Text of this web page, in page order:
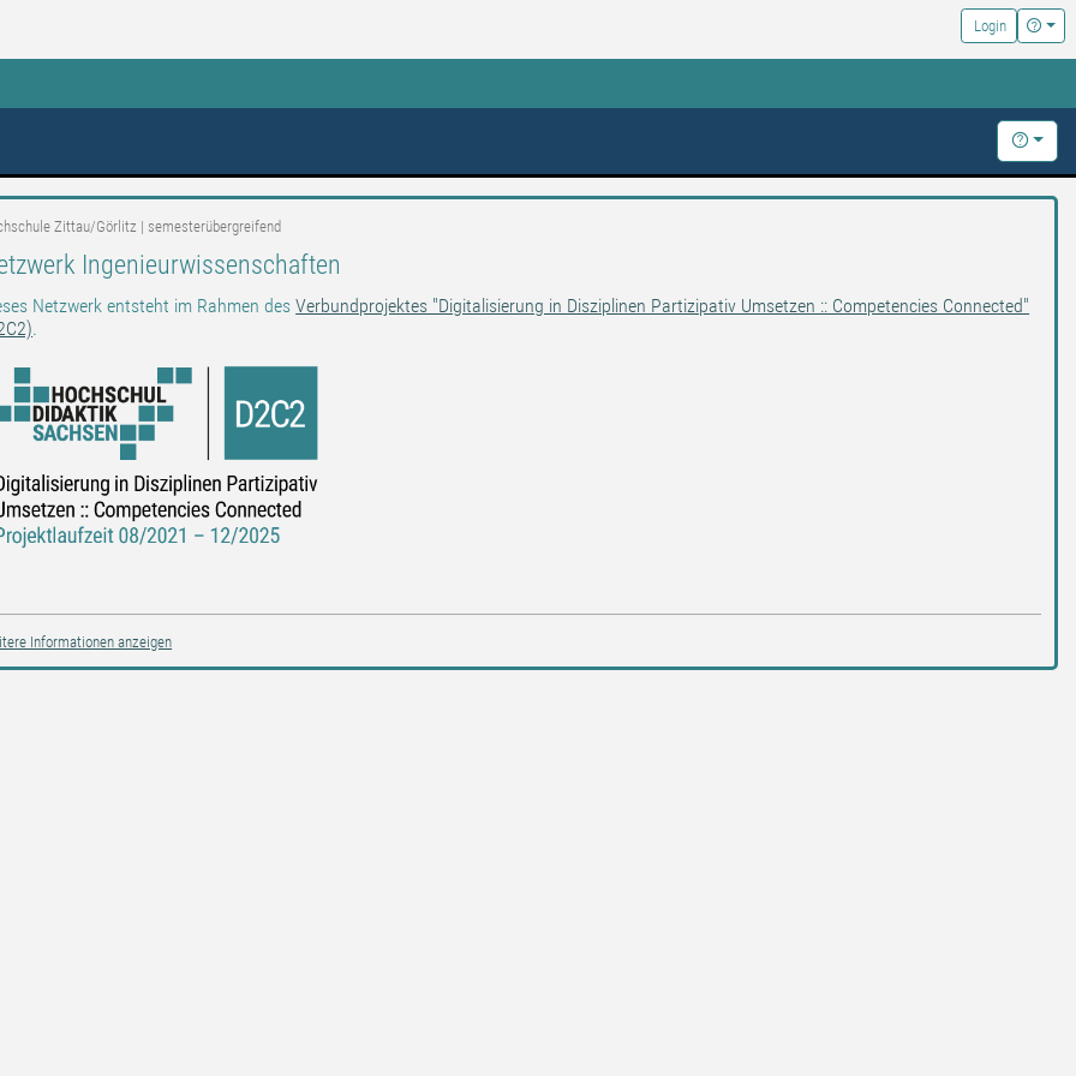
Login Hilfe
Hilfe
Zittau/Görlitz | semesterübergreifend
Ingenieurwissenschaften
Netzwerk entsteht im Rahmen desVerbundprojektes "Digitalisierung in Disziplinen Partizipativ Umsetzen :: Competencies Connected"
.
Informationen anzeigen